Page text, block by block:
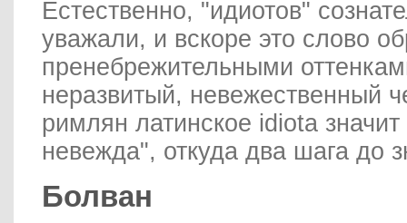
Естественно, "идиотов"
уважали, и вскоре это слово
пренебрежительными
неразвитый, невежественный
римлян латинское idiota значит
невежда", откуда два шага до
Болван